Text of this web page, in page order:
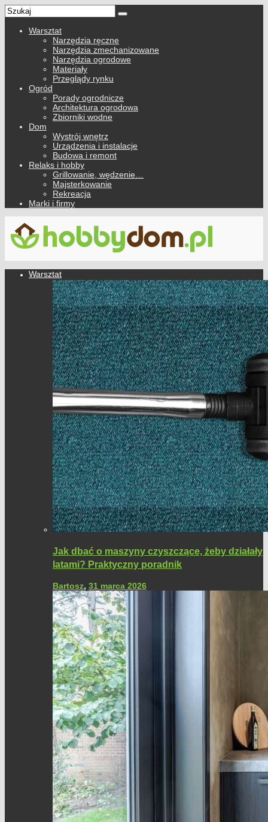
Warsztat
Narzędzia ręczne
Narzędzia zmechanizowane
Narzędzia ogrodowe
Materiały
Przeglądy rynku
Ogród
Porady ogrodnicze
Architektura ogrodowa
Zbiorniki wodne
Dom
Wystrój wnętrz
Urządzenia i instalacje
Budowa i remont
Relaks i hobby
Grillowanie, wędzenie…
Majsterkowanie
Rekreacja
Marki i firmy
Warsztat
Jak dbać o maszyny czyszczące, żeby działały
latami? Praktyczny poradnik
Bartosz, 31 marca 2026